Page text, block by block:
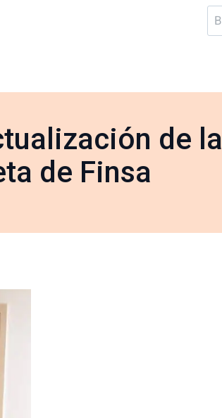
de
de Finsa